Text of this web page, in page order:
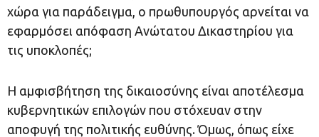
χώρα για παράδειγμα, ο πρωθυπουργός αρνείται να
εφαρμόσει απόφαση Ανώτατου Δικαστηρίου για
τις υποκλοπές;
Η αμφισβήτηση της δικαιοσύνης είναι αποτέλεσμα
κυβερνητικών επιλογών που στόχευαν στην
αποφυγή της πολιτικής ευθύνης. Όμως, όπως είχε